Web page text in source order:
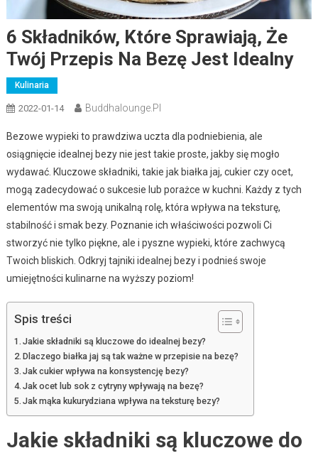
6 Składników, Które Sprawiają, Że
Twój Przepis Na Bezę Jest Idealny
Kulinaria
2022-01-14 Buddhalounge.pl
Bezowe wypieki to prawdziwa uczta dla podniebienia, ale
osiągnięcie idealnej bezy nie jest takie proste, jakby się mogło
wydawać. Kluczowe składniki, takie jak białka jaj, cukier czy ocet,
mogą zadecydować o sukcesie lub porażce w kuchni. Każdy z tych
elementów ma swoją unikalną rolę, która wpływa na teksturę,
stabilność i smak bezy. Poznanie ich właściwości pozwoli Ci
stworzyć nie tylko piękne, ale i pyszne wypieki, które zachwycą
Twoich bliskich. Odkryj tajniki idealnej bezy i podnieś swoje
umiejętności kulinarne na wyższy poziom!
Spis treści
Jakie składniki są kluczowe do idealnej bezy?
Dlaczego białka jaj są tak ważne w przepisie na bezę?
Jak cukier wpływa na konsystencję bezy?
Jak ocet lub sok z cytryny wpływają na bezę?
Jak mąka kukurydziana wpływa na teksturę bezy?
Jakie składniki są kluczowe do